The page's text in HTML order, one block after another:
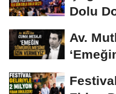
Dolu
Av.